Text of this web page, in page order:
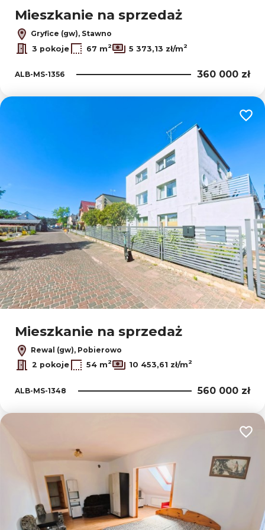
Mieszkanie na sprzedaż
Gryfice (gw), Stawno
3 pokoje
67 m2 5 373,13 zł/m2
ALB-MS-1356 360 000 zł
Mieszkanie na sprzedaż
Rewal (gw), Pobierowo
2 pokoje
54 m2 10 453,61 zł/m2
ALB-MS-1348 560 000 zł